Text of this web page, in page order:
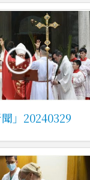
」20240329